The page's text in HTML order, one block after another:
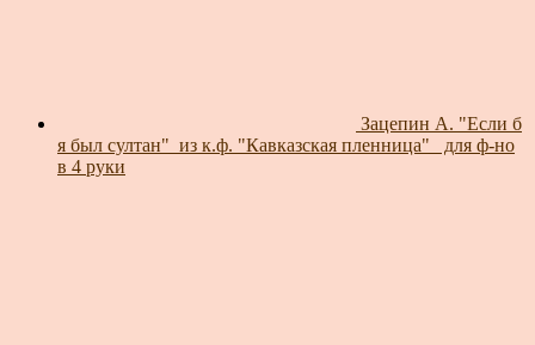
Зацепин А. "Если б
я был султан"_из к.ф. "Кавказская пленница"_ для ф-но
в 4 руки